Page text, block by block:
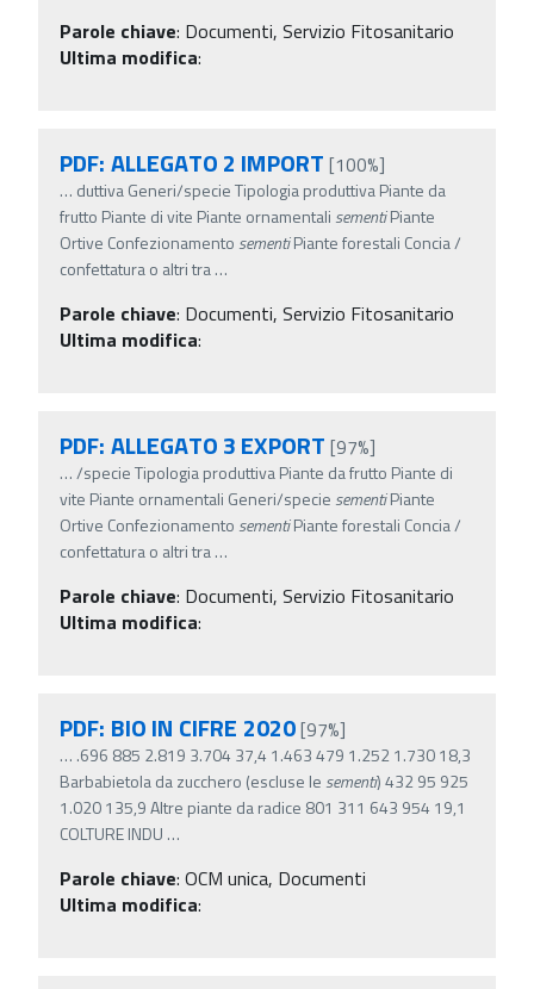
Parole chiave: Documenti, Servizio Fitosanitario
Ultima modifica:
PDF: ALLEGATO 2 IMPORT [100%]
… duttiva Generi/specie Tipologia produttiva Piante da
frutto Piante di vite Piante ornamentali sementiPiante
Ortive Confezionamento sementiPiante forestali Concia /
confettatura o altri tra…
Parole chiave: Documenti, Servizio Fitosanitario
Ultima modifica:
PDF: ALLEGATO 3 EXPORT [97%]
…/specie Tipologia produttiva Piante da frutto Piante di
vite Piante ornamentali Generi/specie sementiPiante
Ortive Confezionamento sementiPiante forestali Concia /
confettatura o altri tra…
Parole chiave: Documenti, Servizio Fitosanitario
Ultima modifica:
PDF: BIO IN CIFRE 2020[97%]
… .696 885 2.819 3.704 37,4 1.463 479 1.252 1.730 18,3
Barbabietola da zucchero (escluse le sementi) 432 95 925
1.020 135,9 Altre piante da radice 801 311 643 954 19,1
COLTURE INDU …
Parole chiave: OCM unica, Documenti
Ultima modifica: